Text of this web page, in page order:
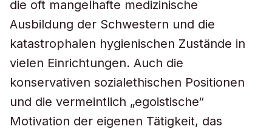
die oft mangelhafte medizinische
Ausbildung der Schwestern und die
katastrophalen hygienischen Zustände in
vielen Einrichtungen. Auch die
konservativen sozialethischen Positionen
und die vermeintlich „egoistische“
Motivation der eigenen Tätigkeit, das